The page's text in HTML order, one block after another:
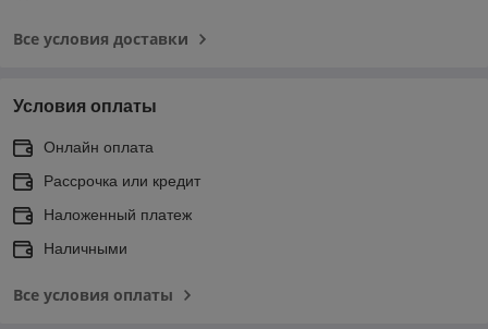
Все условия доставки
Условия оплаты
Онлайн оплата
Рассрочка или кредит
Наложенный платеж
Наличными
Все условия оплаты